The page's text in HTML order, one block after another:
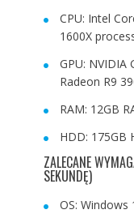
CPU: Intel
1600X
GPU: NVIDIA
Radeon R9
RAM: 12GB
HDD: 175GB
ZALECANE
SEKUNDĘ)
OS: